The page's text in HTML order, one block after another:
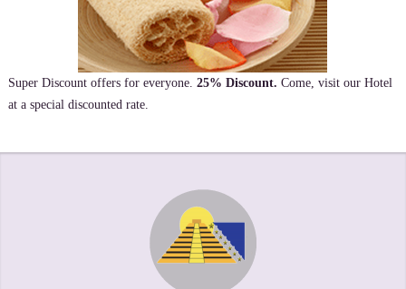
Super Discount offers for everyone. 25% Discount. Come, visit our Hotel
at a special discounted rate.